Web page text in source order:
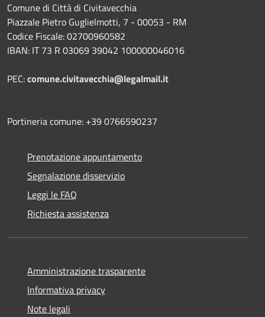
Comune di Città di Civitavecchia
Piazzale Pietro Guglielmotti, 7 - 00053 - RM
Codice Fiscale: 02700960582
IBAN: IT 73 R 03069 39042 100000046016
PEC:comune.civitavecchia@legalmail.it
Portineria comune: +39 0766590237
Prenotazione appuntamento
Segnalazione disservizio
Leggi le FAQ
Richiesta assistenza
Amministrazione trasparente
Informativa privacy
Note legali